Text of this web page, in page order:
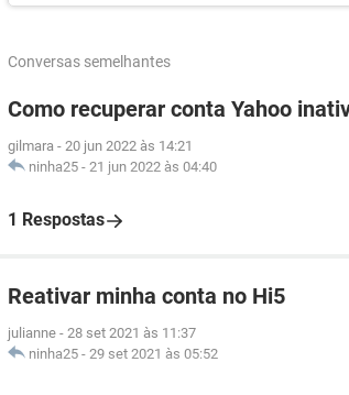
Conversas semelhantes
Como recuperar conta Yahoo
gilmara - 20 jun 2022 às 14:21
ninha25 - 21 jun 2022 às 04:40
1 Respostas
Reativar minha conta no Hi5
julianne - 28 set 2021 às 11:37
ninha25 - 29 set 2021 às 05:52